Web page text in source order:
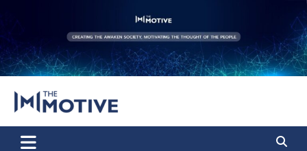
content
The Motive